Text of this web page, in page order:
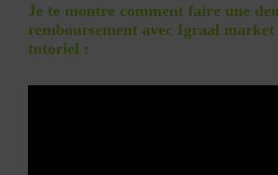
Je te montre comment faire une
remboursement avec Igraal market
tutoriel :